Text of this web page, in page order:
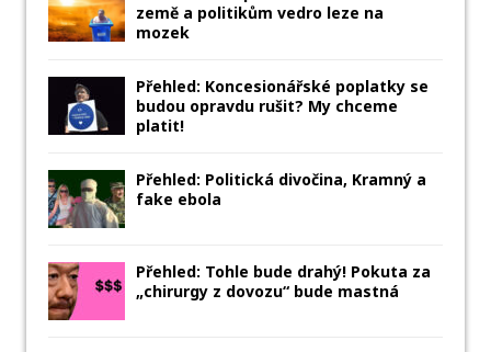
země a politikům vedro leze na
mozek
Přehled: Koncesionářské poplatky se
budou opravdu rušit? My chceme
platit!
Přehled: Politická divočina, Kramný a
fake ebola
Přehled: Tohle bude drahý! Pokuta za
„chirurgy z dovozu“ bude mastná